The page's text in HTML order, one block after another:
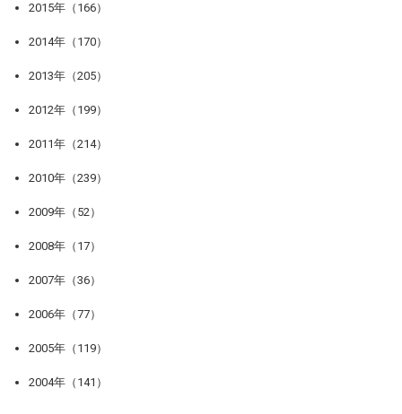
2015年（166）
2014年（170）
2013年（205）
2012年（199）
2011年（214）
2010年（239）
2009年（52）
2008年（17）
2007年（36）
2006年（77）
2005年（119）
2004年（141）